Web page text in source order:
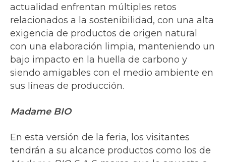
actualidad enfrentan múltiples retos
relacionados a la sostenibilidad, con una alta
exigencia de productos de origen natural
con una elaboración limpia, manteniendo un
bajo impacto en la huella de carbono y
siendo amigables con el medio ambiente en
sus líneas de producción.
Madame BIO
En esta versión de la feria, los visitantes
tendrán a su alcance productos como los de